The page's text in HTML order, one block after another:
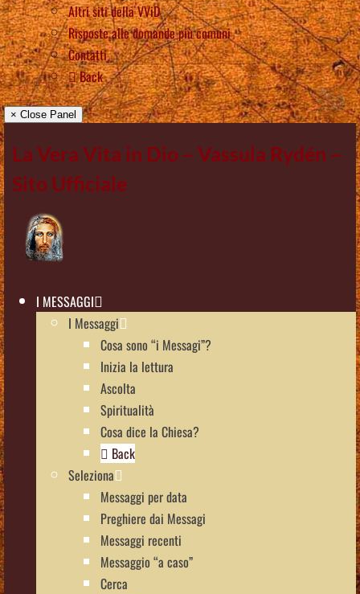
Altri siti della VViD
Risposte alle domande più comuni
Contatti
Back
× Close Panel
La Vera Vita in Dio – Vassula Rydén –
Sito Ufficiale
I MESSAGGI
I Messaggi
Cosa sono “i Messagi”?
Inizia la lettura
Ascolta
Spiritualità
Cosa dice la Chiesa?
Back
Seleziona
Messaggi per data
Preghiere dai Messagi
Messaggi recenti
Messaggio “a caso”
Cerca